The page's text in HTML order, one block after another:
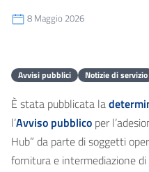
8 Maggio 2026
Avvisi pubblici Notizie di servizio
È stata pubblicata la
l’Avviso pubblico per
Hub” da parte di soggetti
fornitura e intermediazione di